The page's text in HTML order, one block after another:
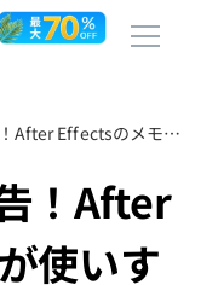
aeメモリ不足警告！After Effectsのメモリが使いすぎ、メモリ不足時の解消方法 - Mac
！After
使いす